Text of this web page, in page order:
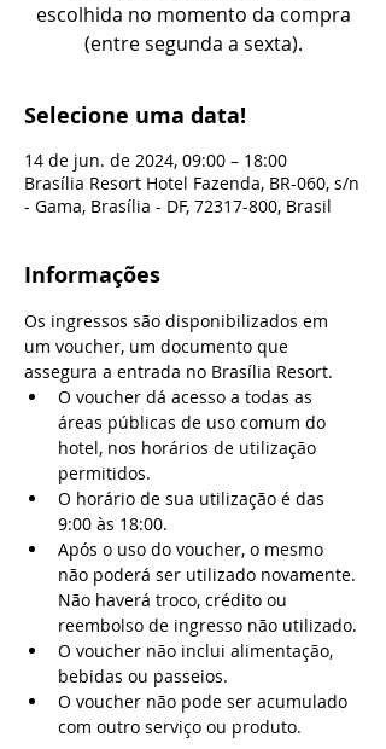
escolhida no momento da compra
(entre segunda a sexta).
Selecione uma data!
14 de jun. de 2024, 09:00 – 18:00
Brasília Resort Hotel Fazenda, BR-060, s/n
- Gama, Brasília - DF, 72317-800, Brasil
Informações
Os ingressos são disponibilizados em
um voucher, um documento que
assegura a entrada no Brasília Resort.
O voucher dá acesso a todas as
áreas públicas de uso comum do
hotel, nos horários de utilização
permitidos.
O horário de sua utilização é das
9:00 às 18:00.
Após o uso do voucher, o mesmo
não poderá ser utilizado novamente.
Não haverá troco, crédito ou
reembolso de ingresso não utilizado.
O voucher não inclui alimentação,
bebidas ou passeios.
O voucher não pode ser acumulado
com outro serviço ou produto.